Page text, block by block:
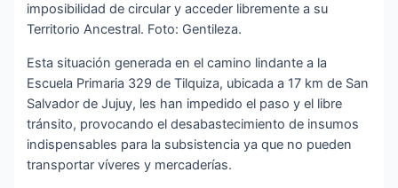
imposibilidad de circular y acceder libremente a su
Territorio Ancestral. Foto: Gentileza.
Esta situación generada en el camino lindante a la
Escuela Primaria 329 de Tilquiza, ubicada a 17 km de San
Salvador de Jujuy, les han impedido el paso y el libre
tránsito, provocando el desabastecimiento de insumos
indispensables para la subsistencia ya que no pueden
transportar víveres y mercaderías.